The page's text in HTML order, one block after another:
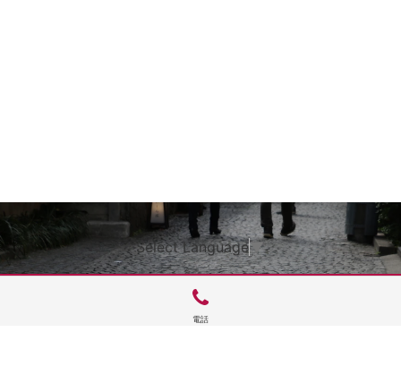
Select Language▼
電話